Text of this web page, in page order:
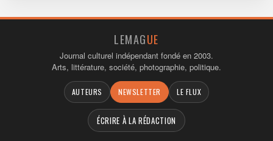
LEMAGUE
Journal culturel indépendant fondé en 2003.
Arts, littérature, société, photographie, politique.
AUTEURS NEWSLETTER LE FLUX
ÉCRIRE À LA RÉDACTION